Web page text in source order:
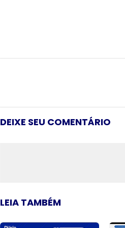
DEIXE SEU COMENTÁRIO
LEIA TAMBÉM